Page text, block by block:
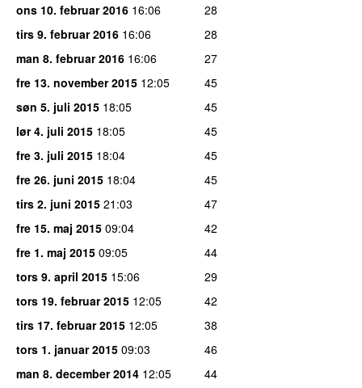
ons 10. februar 2016 16:06
28
tirs 9. februar 2016 16:06
28
man 8. februar 2016 16:06
27
fre 13. november 2015 12:05
45
søn 5. juli 2015 18:05
45
lør 4. juli 2015 18:05
45
fre 3. juli 2015 18:04
45
fre 26. juni 2015 18:04
45
tirs 2. juni 2015 21:03
47
fre 15. maj 2015 09:04
42
fre 1. maj 2015 09:05
44
tors 9. april 2015 15:06
29
tors 19. februar 2015 12:05
42
tirs 17. februar 2015 12:05
38
tors 1. januar 2015 09:03
46
man 8. december 2014 12:05
44